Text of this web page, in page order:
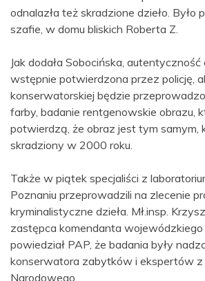
odnalazła też skradzione dzieło.
szafie, w domu bliskich Roberta Z.
Jak dodała Sobocińska, autentyczność
wstępnie potwierdzona przez policję,
konserwatorskiej będzie
farby, badanie rentgenowskie obrazu,
potwierdzą, że obraz jest tym samym,
skradziony w 2000 roku.
Także w piątek specjaliści z
Poznaniu przeprowadzili na zlecenie
kryminalistyczne dzieła. Mł.insp.
zastępca komendanta wojewódzkiego
powiedział PAP, że badania były
konserwatora zabytków i ekspertów z
Narodowego.